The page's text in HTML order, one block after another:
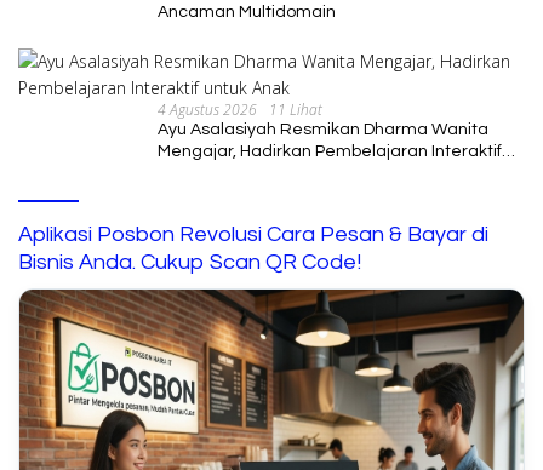
Ancaman Multidomain
4 Agustus 2026 11 Lihat
Ayu Asalasiyah Resmikan Dharma Wanita
Mengajar, Hadirkan Pembelajaran Interaktif
Aplikasi Posbon Revolusi Cara Pesan & Bayar di
Bisnis Anda. Cukup Scan QR Code!